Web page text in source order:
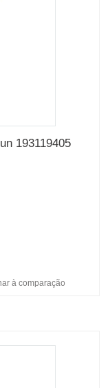
193119405
à comparação